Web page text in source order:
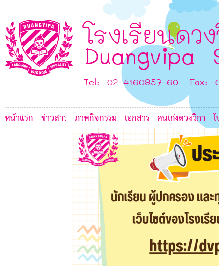
โรงเรียนดว
Duangvipa
Tel: 02-4160957-60 Fax:
หน้าแรก ข่าวสาร ภาพกิจกรรม เอกสาร คนเก่งดวงวิภา
C F